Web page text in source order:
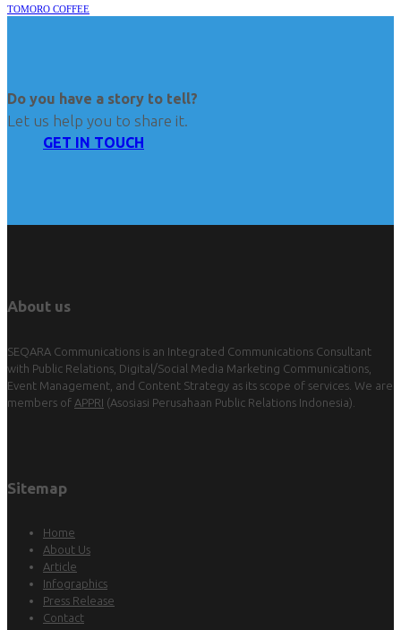
TOMORO COFFEE
Do you have a story to tell?
Let us help you to share it.
GET IN TOUCH
About us
SEQARA Communications is an Integrated Communications Consultant
with Public Relations, Digital/Social Media Marketing Communications,
Event Management, and Content Strategy as its scope of services. We are
members of APPRI (Asosiasi Perusahaan Public Relations Indonesia).
Sitemap
Home
About Us
Article
Infographics
Press Release
Contact